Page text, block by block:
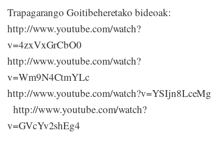
Trapagarango Goitibeheretako bideoak:
http://www.youtube.com/watch?
v=4zxVxGrCbO0
http://www.youtube.com/watch?
v=Wm9N4CtmYLc
http://www.youtube.com/watch?v=YSIjn8LceMg
http://www.youtube.com/watch?
v=GVcYv2shEg4